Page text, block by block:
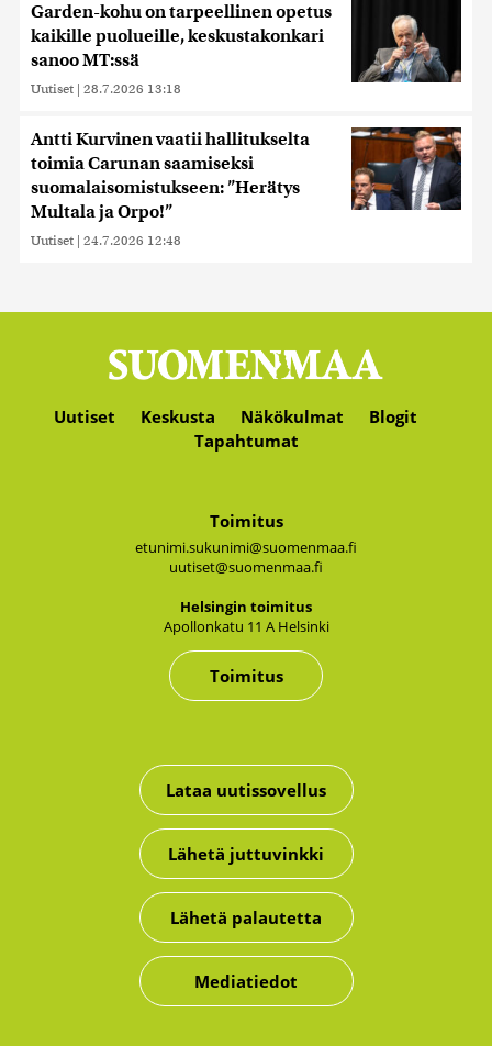
Garden-kohu on tarpeellinen opetus
kaikille puolueille, keskustakonkari
sanoo MT:ssä
Uutiset | 28.7.2026 13:18
Antti Kurvinen vaatii hallitukselta
toimia Carunan saamiseksi
suomalaisomistukseen: ”Herätys
Multala ja Orpo!”
Uutiset | 24.7.2026 12:48
Uutiset Keskusta Näkökulmat
Blogit
Tapahtumat
Toimitus
etunimi.sukunimi@suomenmaa.fi
uutiset@suomenmaa.fi
Hel­sin­gin toi­mi­tus
Apol­lon­ka­tu 11 A Hel­sin­ki
Toimitus
Lataa uutissovellus
Lähetä juttuvinkki
Lähetä palautetta
Mediatiedot